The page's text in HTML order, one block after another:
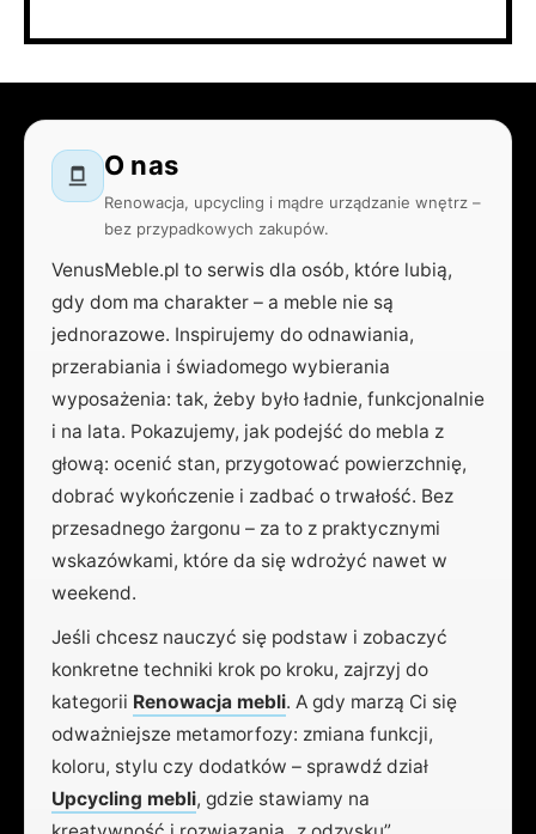
O nas
Renowacja, upcycling i mądre urządzanie wnętrz –
bez przypadkowych zakupów.
VenusMeble.pl to serwis dla osób, które lubią,
gdy dom ma charakter – a meble nie są
jednorazowe. Inspirujemy do odnawiania,
przerabiania i świadomego wybierania
wyposażenia: tak, żeby było ładnie, funkcjonalnie
i na lata. Pokazujemy, jak podejść do mebla z
głową: ocenić stan, przygotować powierzchnię,
dobrać wykończenie i zadbać o trwałość. Bez
przesadnego żargonu – za to z praktycznymi
wskazówkami, które da się wdrożyć nawet w
weekend.
Jeśli chcesz nauczyć się podstaw i zobaczyć
konkretne techniki krok po kroku, zajrzyj do
kategorii Renowacja mebli. A gdy marzą Ci się
odważniejsze metamorfozy: zmiana funkcji,
koloru, stylu czy dodatków – sprawdź dział
Upcycling mebli, gdzie stawiamy na